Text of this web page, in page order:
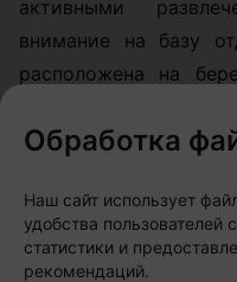
активными
внимание на базу
расположена на
Бреста.
Для проживания
дуплексы и
оборудованными
Обработка
Наш сайт использует
удобства пользователей
статистики и
рекомендаций.